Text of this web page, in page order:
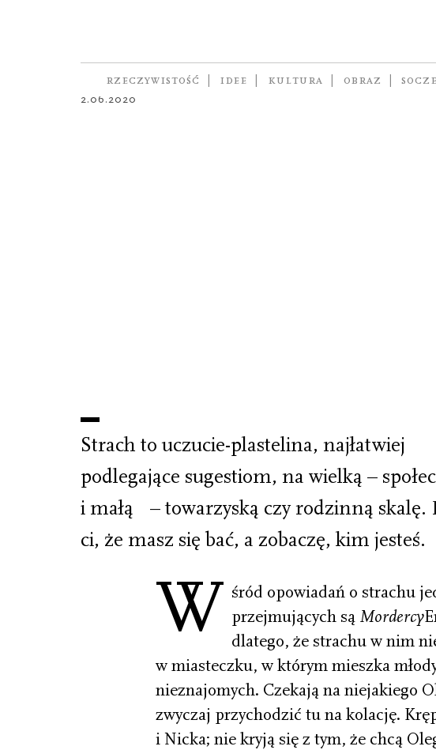
RZECZYWISTOŚĆ IDEE KULTURA OBRAZ
autor MAREK BIEŃCZYK
2.06.2020
Strach to uczucie-plastelina, najłatwiej
podlegające sugestiom, na wielką –
i małą – towarzyską czy rodzinną skalę.
ci, że masz się bać, a zobaczę, kim jesteś.
W śród opowiadań o strachu
przejmujących są Mordercy
dlatego, że strachu w nim
w miasteczku, w którym mieszka
nieznajomych. Czekają na niejakiego
zwyczaj przychodzić tu na kolację.
i Nicka; nie kryją się z tym, że chcą